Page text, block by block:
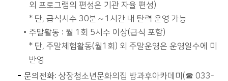
외 프로그램의 편성은 기관 자율 편성)
* 단, 급식시수 30분～1시간 내 탄력 운영 가능
주말활동 : 월 1회 5시수 이상(급식 포함)
* 단, 주말체험활동(월1회) 외 주말운영은 운영일수에 미
반영
문의전화: 상장청소년문화의집 방과후아카데미(☎ 033-